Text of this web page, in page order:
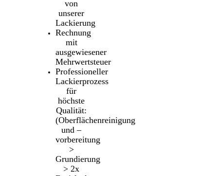
von
unserer
Lackierung
Rechnung
mit
ausgewiesener
Mehrwertsteuer
Professioneller
Lackierprozess
für
höchste
Qualität:
(Oberflächenreinigung
und –
vorbereitung
>
Grundierung
> 2x